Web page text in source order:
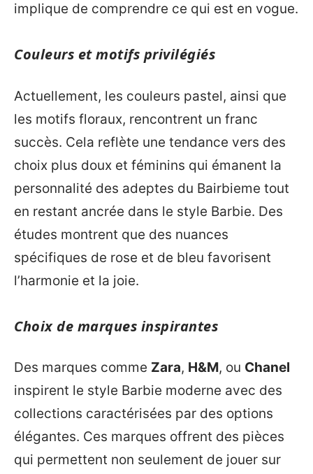
implique de comprendre ce qui est en vogue.
Couleurs et motifs privilégiés
Actuellement, les couleurs pastel, ainsi que
les motifs floraux, rencontrent un franc
succès. Cela reflète une tendance vers des
choix plus doux et féminins qui émanent la
personnalité des adeptes du Bairbieme tout
en restant ancrée dans le style Barbie. Des
études montrent que des nuances
spécifiques de rose et de bleu favorisent
l’harmonie et la joie.
Choix de marques inspirantes
Des marques comme Zara, H&M, ou Chanel
inspirent le style Barbie moderne avec des
collections caractérisées par des options
élégantes. Ces marques offrent des pièces
qui permettent non seulement de jouer sur